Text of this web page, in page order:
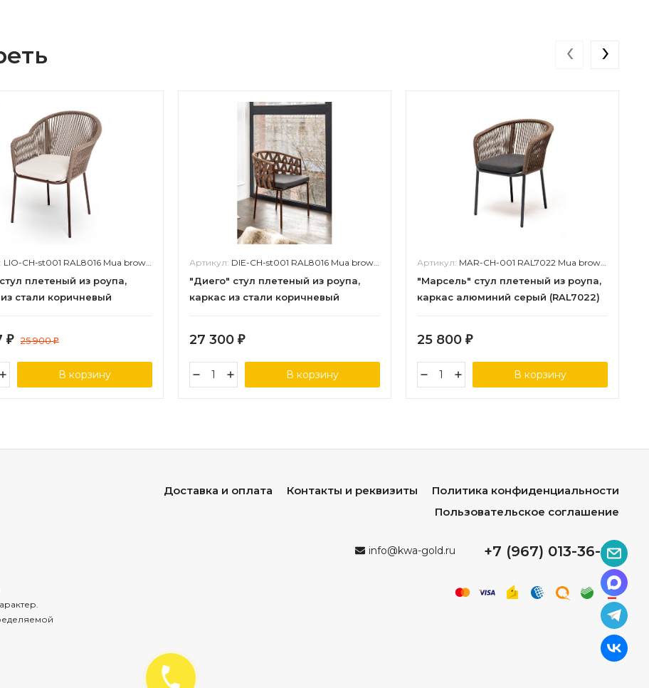
LIO-CH-st001 RAL8016 Mua brown(beige15052)
плетеный из роупа,
стали коричневый
₽ 25 900₽
В корзину
Артикул: DIE-CH-st001 RAL8016 Mua brown(D-gray027)
"Диего" стул плетеный из роупа,
каркас из стали коричневый
27 300 ₽
В корзину
Артикул: MAR-CH-001 RAL7022 Mua brown(D-gray027)
"Марсель" стул плетеный из роупа,
каркас алюминий серый (RAL7022)
25 800 ₽
В корзину
‹ ›
Доставка и оплата Контакты и реквизиты
Политика конфиденциальности
Пользовательское соглашение
info@kwa-gold.ru +7 (967) 013-36-96